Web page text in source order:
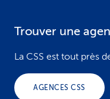
Trouver une
La CSS est tout près
AGENCES CSS